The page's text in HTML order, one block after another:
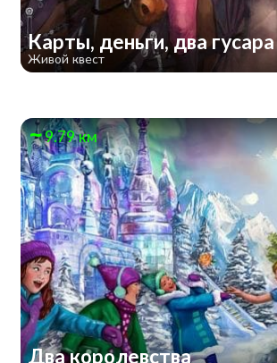
Карты, деньги, два гусара
Живой квест
9.79 км
Два королевства